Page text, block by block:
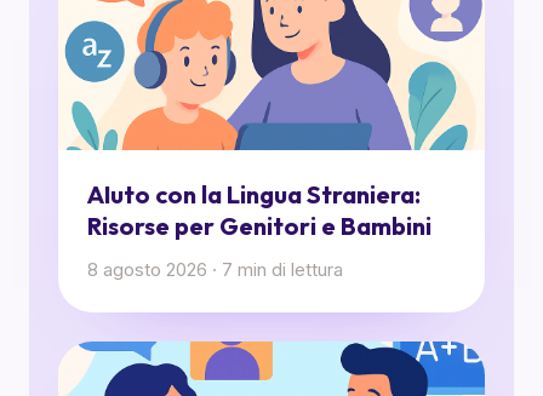
AIuto con la Lingua Straniera:
Risorse per Genitori e Bambini
8 agosto 2026 · 7 min di lettura